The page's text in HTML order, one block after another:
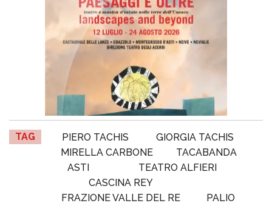
TAG PIERO TACHIS
GIORGIA TACHIS
MIRELLA CARBONE
TACABANDA
ASTI
TEATRO ALFIERI
CASCINA REY
FRAZIONE VALLE DEL RE
PALIO